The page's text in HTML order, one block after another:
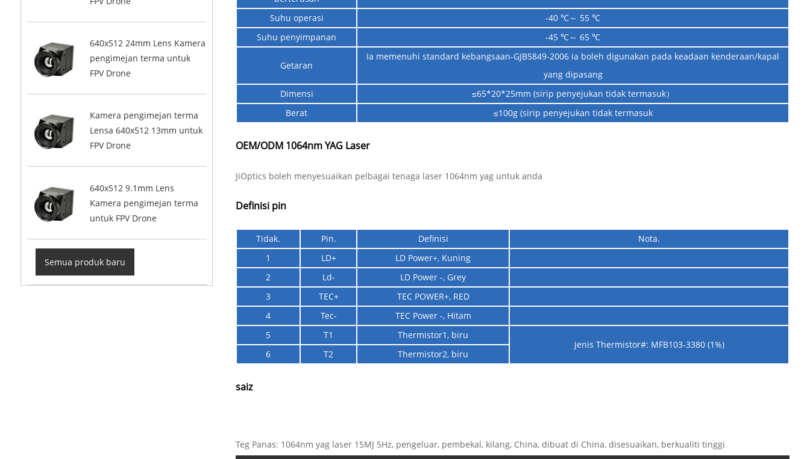
640x512 24mm Lens Kamera
pengimejan terma untuk
FPV Drone
Kamera pengimejan terma
Lensa 640x512 13mm untuk
FPV Drone
640x512 9.1mm Lens
Kamera pengimejan terma
untuk FPV Drone
Semua produk baru
Suhu operasi
-40 ℃～ 55 ℃
Suhu penyimpanan
-45 ℃～ 65 ℃
Getaran
Ia memenuhi standard kebangsaan-GJB5849-2006 ia boleh digunakan pada keadaan kenderaan/kapal
yang dipasang
Dimensi
≤65*20*25mm (sirip penyejukan tidak termasuk）
Berat
≤100g (sirip penyejukan tidak termasuk
OEM/ODM 1064nm YAG Laser
JiOptics boleh menyesuaikan pelbagai tenaga laser 1064nm yag untuk anda
Definisi pin
Tidak. Pin. Definisi
Nota.
1
LD+
LD Power+, Kuning
2
Ld-
LD Power -, Grey
3
TEC+
TEC POWER+, RED
4
Tec-
TEC Power -, Hitam
5
T1
Thermistor1, biru
Jenis Thermistor#: MFB103-3380 (1%)
6
T2 Thermistor2, biru
saiz
Teg Panas: 1064nm yag laser 15MJ 5Hz, pengeluar, pembekal, kilang, China, dibuat di China, disesuaikan, berkualiti tinggi